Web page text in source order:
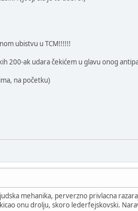
ubistvu u TCM!!!!!!
200-ak udara čekićem u glavu onog
na početku)
mehanika, perverzno privlacna
onu drolju, skoro lederfejskovski.